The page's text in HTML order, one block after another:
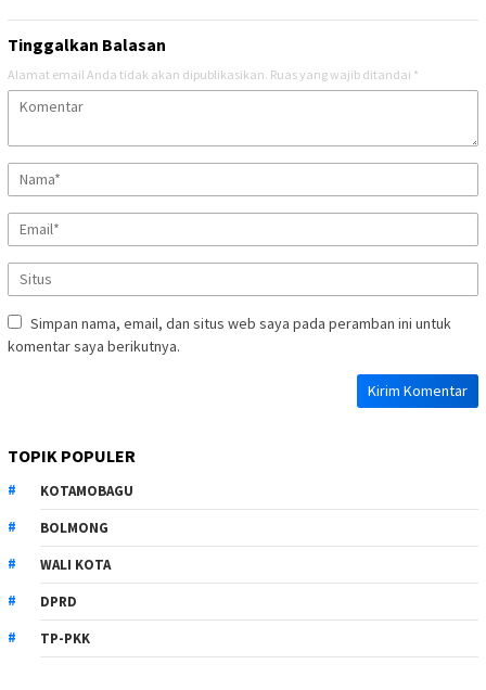
Tinggalkan Balasan
Alamat email Anda tidak akan dipublikasikan. Ruas yang wajib ditandai *
Simpan nama, email, dan situs web saya pada peramban ini untuk
komentar saya berikutnya.
TOPIK POPULER
KOTAMOBAGU
BOLMONG
WALI KOTA
DPRD
TP-PKK